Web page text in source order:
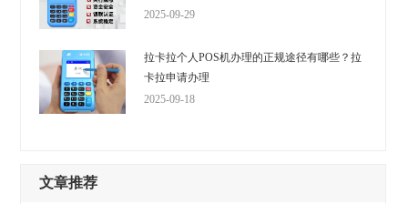
2025-09-29
拉卡拉个人POS机办理的正规途径有哪些？拉
卡拉申请办理
2025-09-18
文章推荐